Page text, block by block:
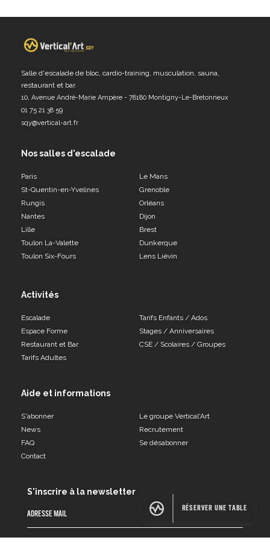
Salle d'escalade de bloc, cardio-training, musculation, sauna,
restaurant et bar.
10, Avenue André-Marie Ampère - 78180 Montigny-Le-Bretonneux
01 75 21 38 59
sqy@vertical-art.fr
Nos salles d'escalade
Paris
St-Quentin-en-Yvelines
Rungis
Nantes
Lille
Toulon La-Valette
Toulon Six-Fours
Le Mans
Grenoble
Orléans
Dijon
Brest
Dunkerque
Lens Liévin
Activités
Escalade
Espace Forme
Restaurant et Bar
Tarifs Adultes
Tarifs Enfants / Ados
Stages / Anniversaires
CSE / Scolaires / Groupes
Aide et informations
S'abonner
News
FAQ
Contact
Le groupe Vertical'Art
Recrutement
Se désabonner
S'inscrire à la newsletter
RÉSERVER UNE TABLE